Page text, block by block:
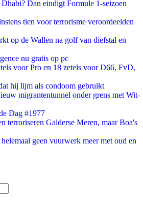
Dan eindigt Formule 1-seizoen
tien voor terrorisme veroordeelden
op de Wallen na golf van diefstal en
nu gratis op pc
voor Pro en 18 zetels voor D66, FvD,
hij lijm als condoom gebruikt
migrantentunnel onder grens met Wit-
Dag #1977
terroriseren Galderse Meren, maar Boa's
geen vuurwerk meer met oud en